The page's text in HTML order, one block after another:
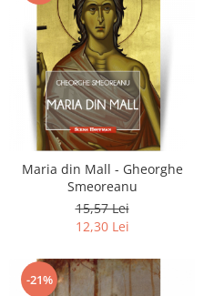
Maria din Mall - Gheorghe
Smeoreanu
15,57 Lei
12,30 Lei
-21%